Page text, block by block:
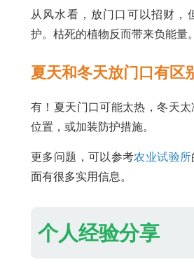
从风水看，放门口可以招财，
护。枯死的植物反而带来负能量。
夏天和冬天放门口有区
有！夏天门口可能太热，冬天
位置，或加装防护措施。
更多问题，可以参考农业试验所
面有很多实用信息。
个人经验分享